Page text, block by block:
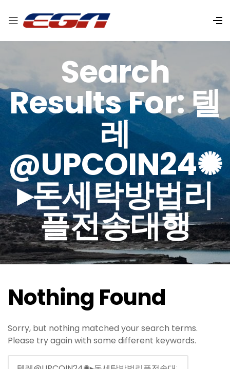
Search
Results For: 텔
레
@UPCOIN24✺
▸돈세탁방법리
플전송대행
Nothing Found
Sorry, but nothing matched your search terms.
Please try again with some different keywords.